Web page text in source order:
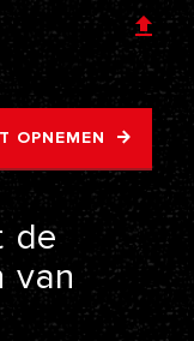
OPNEMEN
de
van